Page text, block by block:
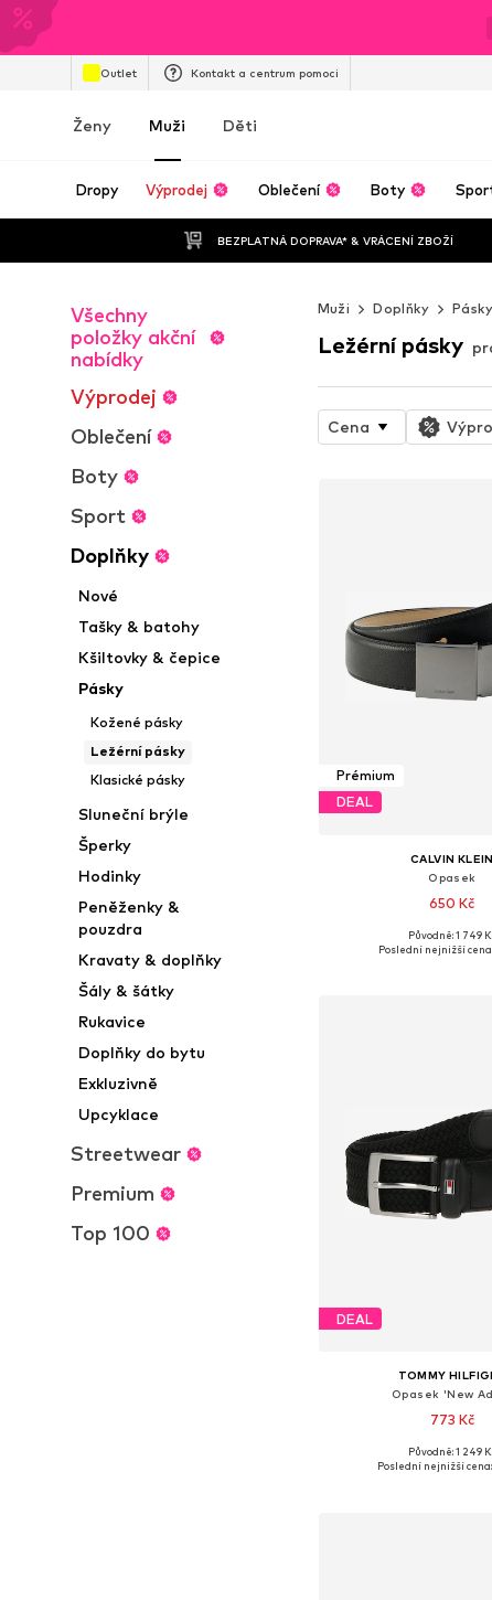
Outlet Kontakt a centrum pomoci
Ženy Muži Děti
Dropy Výprodej Oblečení Boty
BEZPLATNÁ DOPRAVA* & VRÁCENÍ ZBOŽÍ
Všechny
položky akční
nabídky
Výprodej
Oblečení
Boty
Sport
Doplňky
Nové
Tašky & batohy
Kšiltovky & čepice
Pásky
Kožené pásky
Ležérní pásky
Klasické pásky
Sluneční brýle
Šperky
Hodinky
Peněženky &
pouzdra
Kravaty & doplňky
Šály & šátky
Rukavice
Doplňky do bytu
Exkluzivně
Upcyklace
Streetwear
Premium
Top 100
Muži Doplňky Pásky
Ležérní pásky
Cena
Prémium
DEAL
CALVIN KLEIN
Opasek
650 Kč
Dostupné velikosti:
Původně: 1 749
Poslední nejnižší cena:
DEAL
TOMMY
Opasek 'New
773 Kč
Dostupné v mnoha
Původně: 1 249
Poslední nejnižší cena: